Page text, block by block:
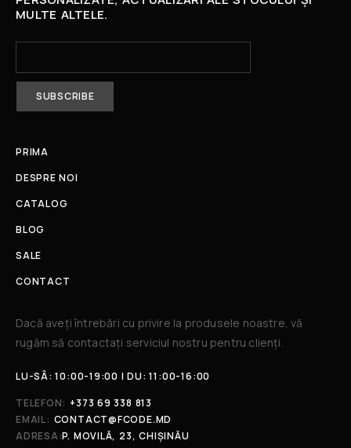
MULTE ALTELE.
PRIMA
DESPRE NOI
CATALOG
BLOG
SALE
CONTACT
Dacă aveți întrebări cu privire la produsele noastre, vă
rugăm să contactați serviciul nostru pentru clienți.​
LU-SÂ: 10:00-19:00 | DU: 11:00-16:00
TELEFON: +373 69 338 813
EMAIL: CONTACT@FCODE.MD
ADRESA:P. MOVILĂ, 23, CHIȘINĂU